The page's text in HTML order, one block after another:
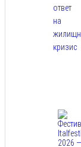
ответ
на
кризис